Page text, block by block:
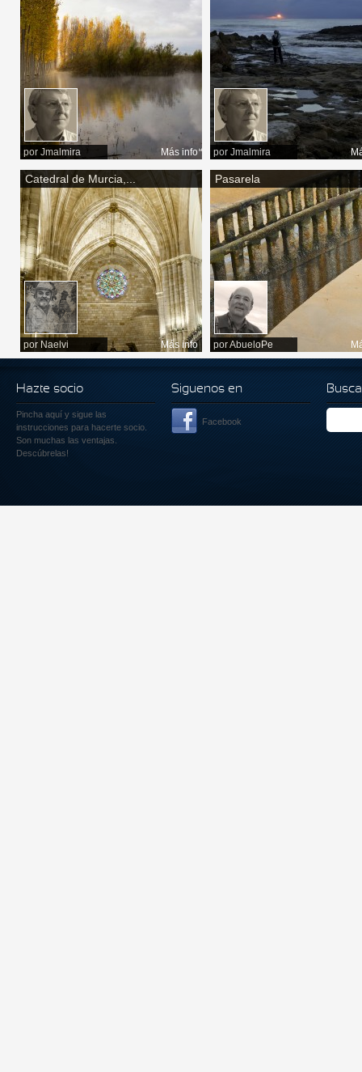
por Jmalmira Más info por Jmalmira
Catedral de Murcia,...
por Naelvi Más info
Pasarela
porAbueloPe
Hazte socio
Pincha aquí y sigue las
instrucciones para hacerte socio.
Son muchas las ventajas.
Descúbrelas!
Siguenos en
Facebook